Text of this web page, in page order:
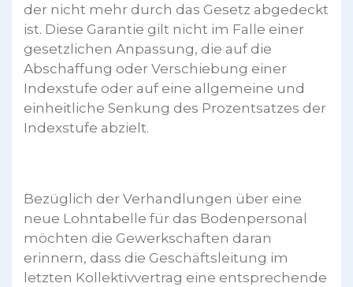
der nicht mehr durch das Gesetz abgedeckt
ist. Diese Garantie gilt nicht im Falle einer
gesetzlichen Anpassung, die auf die
Abschaffung oder Verschiebung einer
Indexstufe oder auf eine allgemeine und
einheitliche Senkung des Prozentsatzes der
Indexstufe abzielt.
Bezüglich der Verhandlungen über eine
neue Lohntabelle für das Bodenpersonal
möchten die Gewerkschaften daran
erinnern, dass die Geschäftsleitung im
letzten Kollektivvertrag eine entsprechende